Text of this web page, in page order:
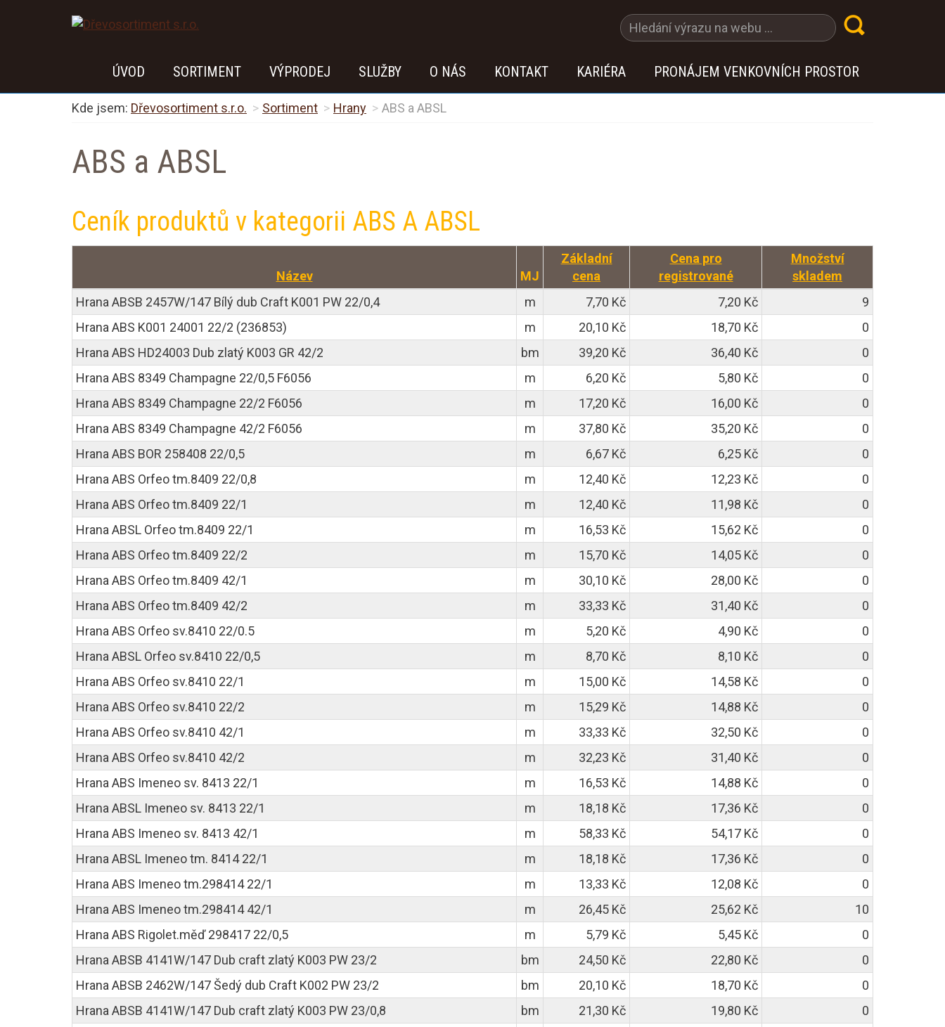
ÚVOD SORTIMENT VÝPRODEJ SLUŽBY O NÁS KONTAKT KARIÉRA PRONÁJEM VENKOVNÍCH PROSTOR
Kde jsem: Dřevosortiment s.r.o. Sortiment Hrany ABS a ABSL
ABS a ABSL
Ceník produktů v kategorii ABS A ABSL
Název MJ
Základní
cena
Cena pro
registrované
Množství
skladem
Hrana ABSB 2457W/147 Bílý dub Craft K001 PW 22/0,4
m 7,70 Kč 7,20 Kč
9
Hrana ABS K001 24001 22/2 (236853)
m 20,10 Kč 18,70 Kč
0
Hrana ABS HD24003 Dub zlatý K003 GR 42/2
bm 39,20 Kč 36,40 Kč
0
Hrana ABS 8349 Champagne 22/0,5 F6056
m 6,20 Kč 5,80 Kč
0
Hrana ABS 8349 Champagne 22/2 F6056
m 17,20 Kč 16,00 Kč
0
Hrana ABS 8349 Champagne 42/2 F6056
m 37,80 Kč 35,20 Kč
0
Hrana ABS BOR 258408 22/0,5
m 6,67 Kč 6,25 Kč
0
Hrana ABS Orfeo tm.8409 22/0,8
m 12,40 Kč 12,23 Kč
0
Hrana ABS Orfeo tm.8409 22/1
m 12,40 Kč 11,98 Kč
0
Hrana ABSL Orfeo tm.8409 22/1
m 16,53 Kč 15,62 Kč
0
Hrana ABS Orfeo tm.8409 22/2
m 15,70 Kč 14,05 Kč
0
Hrana ABS Orfeo tm.8409 42/1
m 30,10 Kč 28,00 Kč
0
Hrana ABS Orfeo tm.8409 42/2
m 33,33 Kč 31,40 Kč
0
Hrana ABS Orfeo sv.8410 22/0.5
m 5,20 Kč 4,90 Kč
0
Hrana ABSL Orfeo sv.8410 22/0,5
m 8,70 Kč 8,10 Kč
0
Hrana ABS Orfeo sv.8410 22/1
m 15,00 Kč 14,58 Kč
0
Hrana ABS Orfeo sv.8410 22/2
m 15,29 Kč 14,88 Kč
0
Hrana ABS Orfeo sv.8410 42/1
m 33,33 Kč 32,50 Kč
0
Hrana ABS Orfeo sv.8410 42/2
m 32,23 Kč 31,40 Kč
0
Hrana ABS Imeneo sv. 8413 22/1
m 16,53 Kč 14,88 Kč
0
Hrana ABSL Imeneo sv. 8413 22/1
m 18,18 Kč 17,36 Kč
0
Hrana ABS Imeneo sv. 8413 42/1
m 58,33 Kč 54,17 Kč
0
Hrana ABSL Imeneo tm. 8414 22/1
m 18,18 Kč 17,36 Kč
0
Hrana ABS Imeneo tm.298414 22/1
m 13,33 Kč 12,08 Kč
0
Hrana ABS Imeneo tm.298414 42/1
m 26,45 Kč 25,62 Kč
10
Hrana ABS Rigolet.měď 298417 22/0,5
m 5,79 Kč 5,45 Kč
0
Hrana ABSB 4141W/147 Dub craft zlatý K003 PW 23/2
bm 24,50 Kč 22,80 Kč
0
Hrana ABSB 2462W/147 Šedý dub Craft K002 PW 23/2
bm 20,10 Kč 18,70 Kč
0
Hrana ABSB 4141W/147 Dub craft zlatý K003 PW 23/0,8
bm 21,30 Kč 19,80 Kč
0